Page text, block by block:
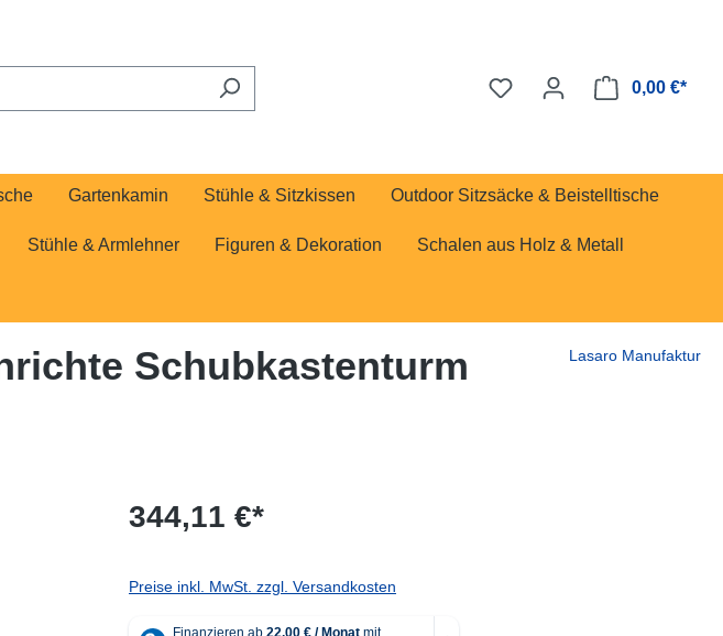
0,00 €*
Gartenkamin Stühle & Sitzkissen Outdoor Sitzsäcke & Beistelltische
Stühle & Armlehner Figuren & Dekoration Schalen aus Holz & Metall
Schubkastenturm
Lasaro Manufaktur
344,11 €*
Preise inkl. MwSt. zzgl. Versandkosten